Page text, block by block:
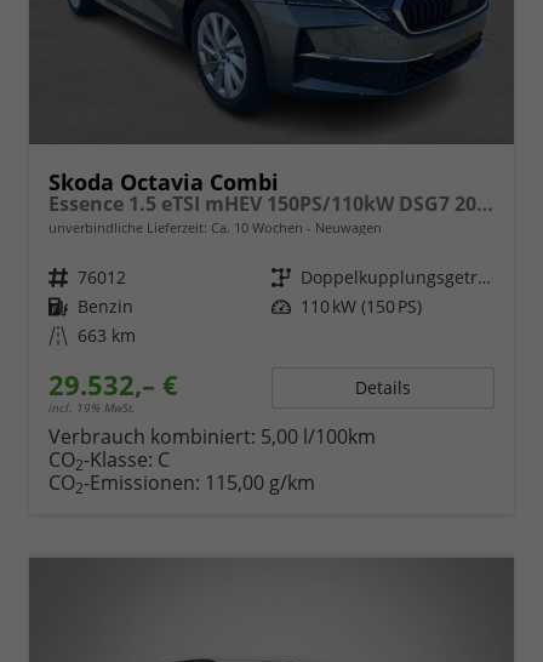
Skoda Octavia Combi
Essence 1.5 eTSI mHEV 150PS/110kW DSG7 2026
unverbindliche Lieferzeit: Ca. 10 Wochen Neuwagen
Fahrzeugnr. 76012 Getriebe
Doppelkupplungsgetriebe (DSG)
Kraftstoff Benzin Leistung 110 kW (150 PS)
Kilometerstand 663 km
29.532,– €
incl. 19% MwSt.
Details
Verbrauch kombiniert: 5,00 l/100km
CO2-Klasse: C
CO2-Emissionen: 115,00 g/km